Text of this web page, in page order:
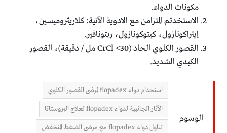
مكونات الدواء.
الاستخدتم المتزامن مع الادوية الآتية: كلاريثروميسين،
إيتراكونازول، كيتوكونازول، ريتونافير.
القصور الكلوي الحاد (CrCl <30 مل / دقيقة)، القصور
الكبدي الشديد.
الوسوم
استخدام دواء flopadex لمرضى القصور الكلوي
الآثار الجانبية لدواء flopadex لعلاج البروستاتا
تناول دواء flopadex مع مرضى الضغط المنخفض